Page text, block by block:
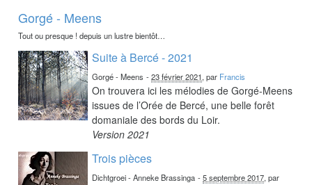
Gorgé - Meens
Tout ou presque ! depuis un lustre bientôt…
Suite à Bercé - 2021
Gorgé - Meens -23 février 2021, par Francis
On trouvera ici les mélodies de Gorgé-Meens
issues de l’Orée de Bercé, une belle forêt
domaniale des bords du Loir.
Version 2021
Trois pièces
Dichtgroei - Anneke Brassinga -5 septembre 2017, par